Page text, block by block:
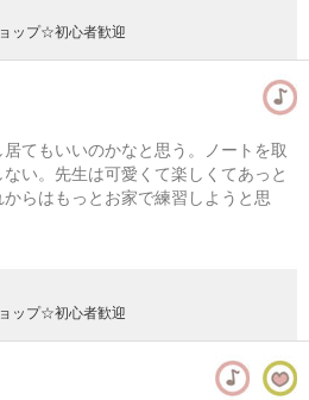
ップ☆初心者歓迎
てもいいのかなと思う。ノートを取
い。先生は可愛くて楽しくてあっと
らはもっとお家で練習しようと思
ップ☆初心者歓迎